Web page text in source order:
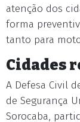
atenção dos
forma
tanto para
Cidades
A Defesa Civil
de Segurança
Sorocaba,